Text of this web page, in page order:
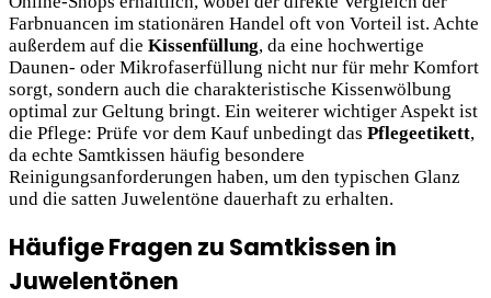
Farbnuancen im stationären Handel oft von Vorteil ist. Achte
außerdem auf die Kissenfüllung, da eine hochwertige
Daunen- oder Mikrofaserfüllung nicht nur für mehr Komfort
sorgt, sondern auch die charakteristische Kissenwölbung
optimal zur Geltung bringt. Ein weiterer wichtiger Aspekt ist
die Pflege: Prüfe vor dem Kauf unbedingt das Pflegeetikett,
da echte Samtkissen häufig besondere
Reinigungsanforderungen haben, um den typischen Glanz
und die satten Juwelentöne dauerhaft zu erhalten.
Häufige Fragen zu Samtkissen in
Juwelentönen